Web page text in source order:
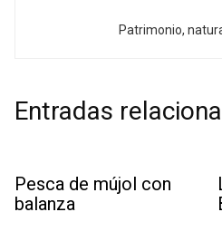
Patrimonio,
Entradas
Pesca de mújol con
balanza